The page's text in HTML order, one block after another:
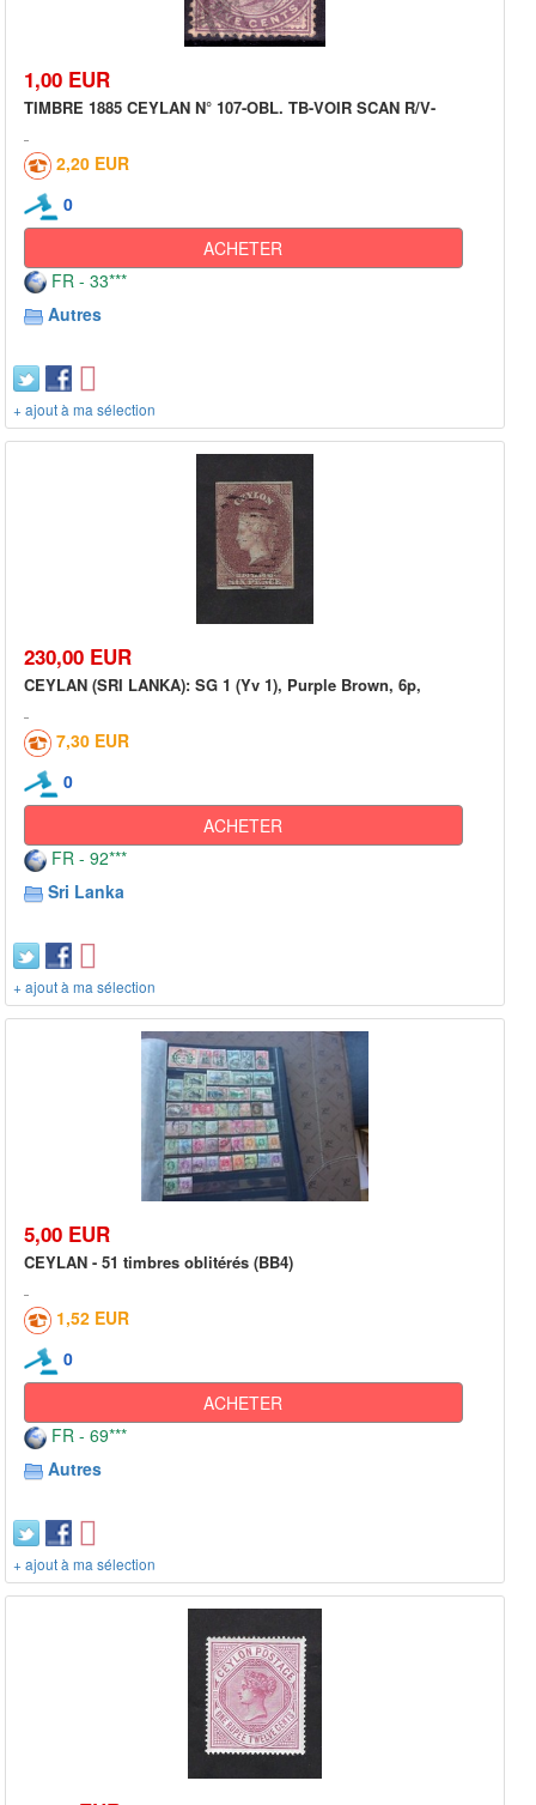
1,00 EUR
TIMBRE 1885 CEYLAN N° 107-OBL. TB-VOIR SCAN R/V-
2,20 EUR
0
ACHETER
FR - 33***
Autres
+ ajout à ma sélection
230,00 EUR
CEYLAN (SRI LANKA): SG 1 (Yv 1), Purple Brown, 6p,
7,30 EUR
0
ACHETER
FR - 92***
Sri Lanka
+ ajout à ma sélection
5,00 EUR
CEYLAN - 51 timbres oblitérés (BB4)
1,52 EUR
0
ACHETER
FR - 69***
Autres
+ ajout à ma sélection